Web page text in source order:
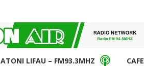
ATONI LIFAU – FM93.3MHZ